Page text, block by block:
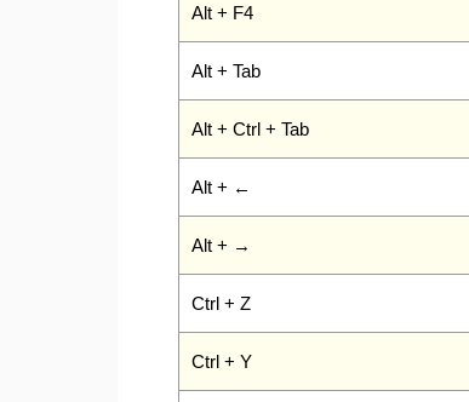
Alt + F4
Alt + Tab
Alt + Ctrl + Tab
Alt + ←
Alt + →
Ctrl + Z
Ctrl + Y